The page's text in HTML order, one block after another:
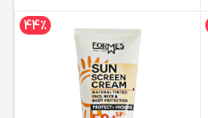
44٪